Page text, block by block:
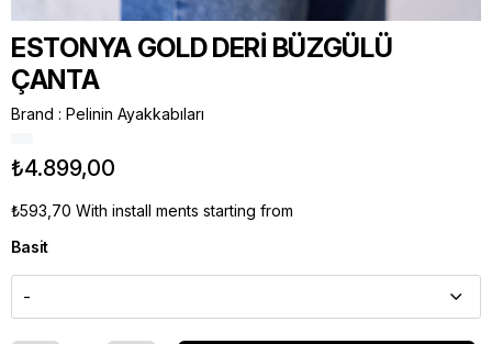
ESTONYA GOLD DERİ BÜZGÜLÜ
ÇANTA
Brand : Pelinin Ayakkabıları
₺4.899,00
₺593,70 With install ments starting from
Basit